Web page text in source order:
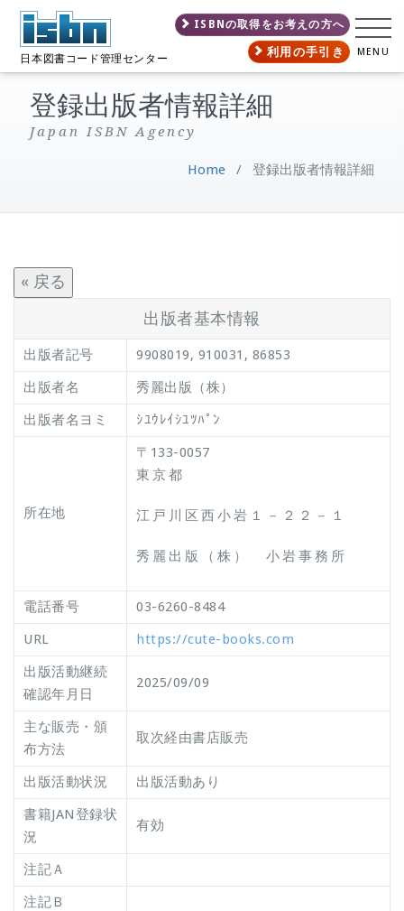
日本図書コード管理センター MENU
ISBNの取得をお考えの方へ
利用の手引き
登録出版者情報詳細
Japan ISBN Agency
Home / 登録出版者情報詳細
« 戻る
出版者基本情報
出版者記号
9908019, 910031, 86853
出版者名
秀麗出版（株）
出版者名ヨミ
ｼﾕｳﾚｲｼﾕﾂﾊﾟﾝ
所在地
〒133-0057
東京都
江戸川区西小岩１－２２－１
秀麗出版（株） 小岩事務所
電話番号
03-6260-8484
URL
https://cute-books.com
出版活動継続
確認年月日
2025/09/09
主な販売・頒
布方法
取次経由書店販売
出版活動状況
出版活動あり
書籍JAN登録状
況
有効
注記Ａ
注記Ｂ